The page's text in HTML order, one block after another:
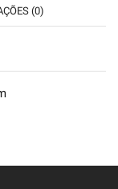
(0)